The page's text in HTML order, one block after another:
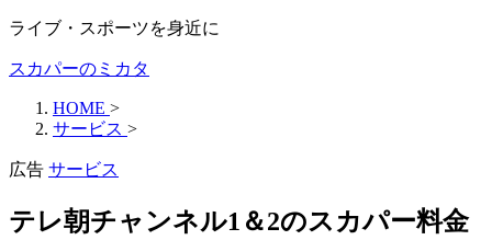
ライブ・スポーツを身近に
スカパーのミカタ
HOME >
サービス >
広告 サービス
テレ朝チャンネル1＆2のスカパー料金